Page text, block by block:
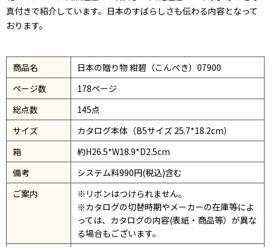
真付きで紹介しています。日本のすばらしさも伝わる内容となって
おります。
商品名
日本の贈り物 紺碧（こんぺき）07900
ページ数
178ページ
総点数
145点
サイズ
カタログ本体（B5サイズ 25.7*18.2cm）
箱
約H26.5*W18.9*D2.5cm
備考
システム料990円(税込)含む
ご案内
※リボンはつけられません。
※カタログの切替時期やメーカーの在庫等によ
っては、カタログの内容(表紙・商品等）が異な
る場合もございます。